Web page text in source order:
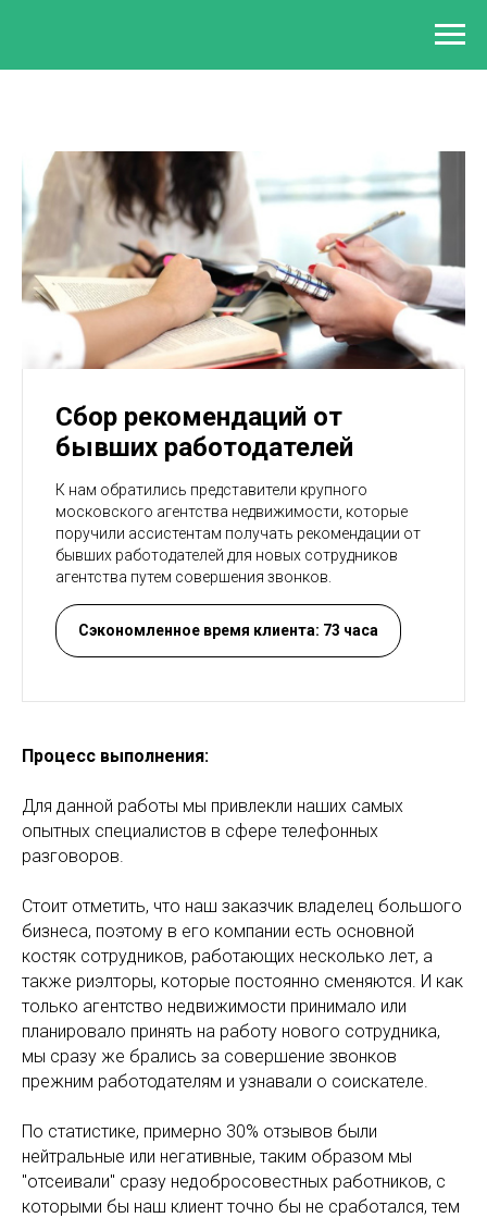
Сбор рекомендаций от
бывших работодателей
К нам обратились представители крупного
московского агентства недвижимости, которые
поручили ассистентам получать рекомендации от
бывших работодателей для новых сотрудников
агентства путем совершения звонков.
Сэкономленное время клиента: 73 часа
Процесс выполнения:
Для данной работы мы привлекли наших самых
опытных специалистов в сфере телефонных
разговоров.
Стоит отметить, что наш заказчик владелец большого
бизнеса, поэтому в его компании есть основной
костяк сотрудников, работающих несколько лет, а
также риэлторы, которые постоянно сменяются. И как
только агентство недвижимости принимало или
планировало принять на работу нового сотрудника,
мы сразу же брались за совершение звонков
прежним работодателям и узнавали о соискателе.
По статистике, примерно 30% отзывов были
нейтральные или негативные, таким образом мы
"отсеивали" сразу недобросовестных работников, с
которыми бы наш клиент точно бы не сработался, тем